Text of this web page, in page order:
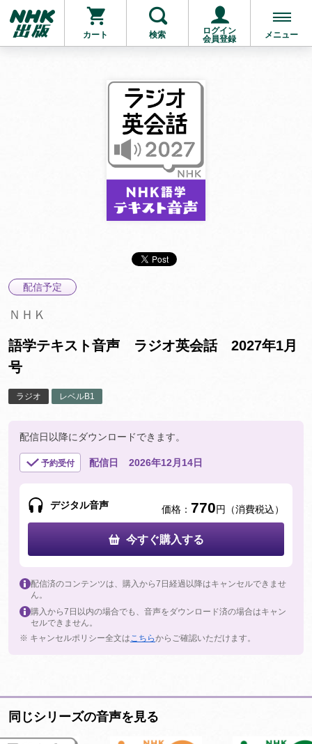
カート 検索
ログイン
会員登録
メニュー
配信予定
ＮＨＫ
語学テキスト音声 ラジオ英会話 2027年1月
号
ラジオ レベルB1
配信日以降にダウンロードできます。
予約受付 配信日 2026年12月14日
デジタル音声 価格： 770円（消費税込）
今すぐ購入する
配信済のコンテンツは、購入から7日経過以降はキャンセルできませ
ん。
購入から7日以内の場合でも、音声をダウンロード済の場合はキャン
セルできません。
※ キャンセルポリシー全文はこちらからご確認いただけます。
同じシリーズの音声を見る